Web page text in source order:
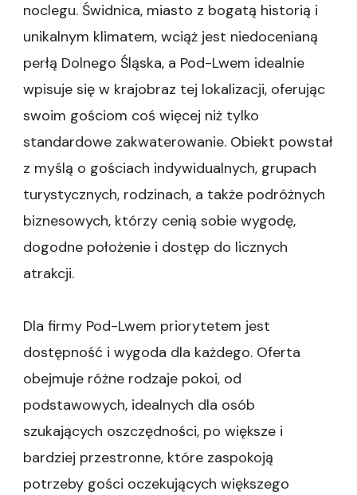
noclegu. Świdnica, miasto z bogatą historią i
unikalnym klimatem, wciąż jest niedocenianą
perłą Dolnego Śląska, a Pod-Lwem idealnie
wpisuje się w krajobraz tej lokalizacji, oferując
swoim gościom coś więcej niż tylko
standardowe zakwaterowanie. Obiekt powstał
z myślą o gościach indywidualnych, grupach
turystycznych, rodzinach, a także podróżnych
biznesowych, którzy cenią sobie wygodę,
dogodne położenie i dostęp do licznych
atrakcji.
Dla firmy Pod-Lwem priorytetem jest
dostępność i wygoda dla każdego. Oferta
obejmuje różne rodzaje pokoi, od
podstawowych, idealnych dla osób
szukających oszczędności, po większe i
bardziej przestronne, które zaspokoją
potrzeby gości oczekujących większego